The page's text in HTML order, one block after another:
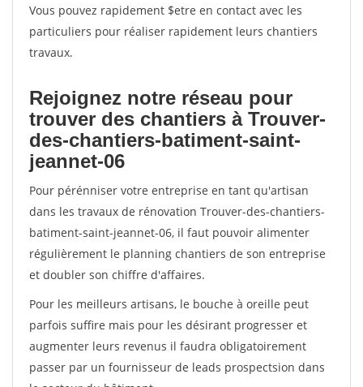
Vous pouvez rapidement $etre en contact avec les
particuliers pour réaliser rapidement leurs chantiers
travaux.
Rejoignez notre réseau pour
trouver des chantiers à Trouver-
des-chantiers-batiment-saint-
jeannet-06
Pour pérénniser votre entreprise en tant qu'artisan
dans les travaux de rénovation Trouver-des-chantiers-
batiment-saint-jeannet-06, il faut pouvoir alimenter
régulièrement le planning chantiers de son entreprise
et doubler son chiffre d'affaires.
Pour les meilleurs artisans, le bouche à oreille peut
parfois suffire mais pour les désirant progresser et
augmenter leurs revenus il faudra obligatoirement
passer par un fournisseur de leads prospectsion dans